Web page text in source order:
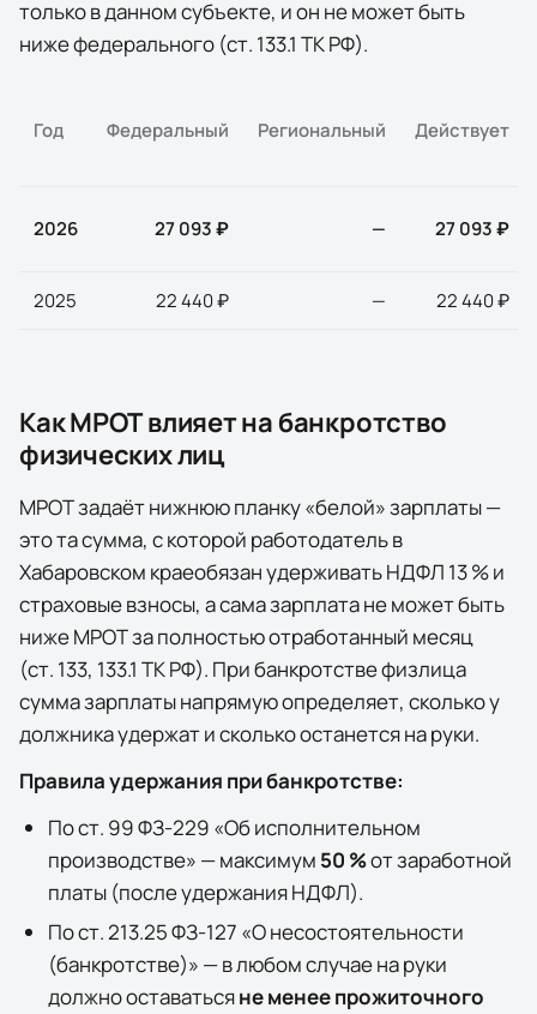
только в данном субъекте, и он не может быть
ниже федерального (ст. 133.1 ТК РФ).
Год Федеральный Региональный Действует
2026 27 093 ₽ — 27 093 ₽
2025 22 440 ₽ — 22 440 ₽
Как МРОТ влияет на банкротство
физических лиц
МРОТ задаёт нижнюю планку «белой» зарплаты —
это та сумма, с которой работодатель в
Хабаровском краеобязан удерживать НДФЛ 13 % и
страховые взносы, а сама зарплата не может быть
ниже МРОТ за полностью отработанный месяц
(ст. 133, 133.1 ТК РФ). При банкротстве физлица
сумма зарплаты напрямую определяет, сколько у
должника удержат и сколько останется на руки.
Правила удержания при банкротстве:
По ст. 99 ФЗ-229 «Об исполнительном
производстве» — максимум 50 %от заработной
платы (после удержания НДФЛ).
По ст. 213.25 ФЗ-127 «О несостоятельности
(банкротстве)» — в любом случае на руки
должно оставатьсяне менее прожиточного